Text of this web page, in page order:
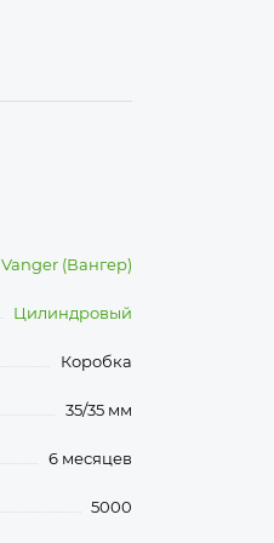
Vanger (Вангер)
Цилиндровый
Коробка
35/35 мм
6 месяцев
5000